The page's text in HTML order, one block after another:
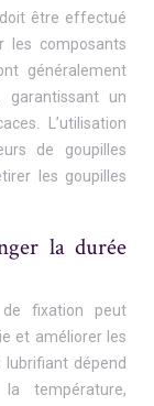
être effectué
les composants
généralement
garantissant un
L’utilisation
de goupilles
les goupilles
la durée
de fixation peut
et améliorer les
lubrifiant dépend
la température,